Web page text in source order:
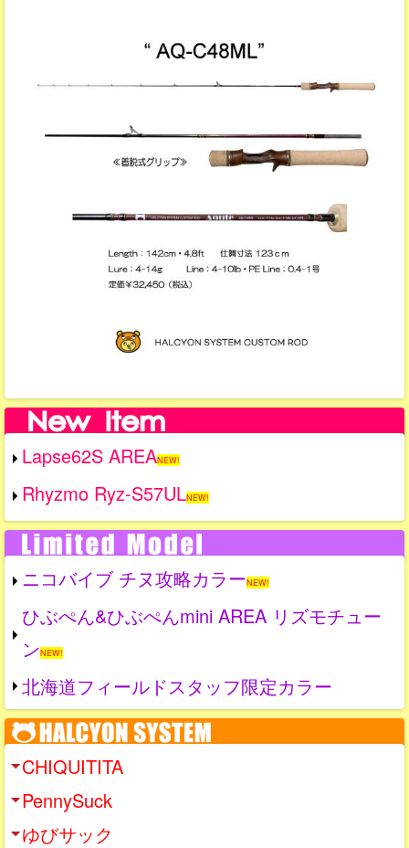
Lapse62S AREANEW!
Rhyzmo Ryz-S57ULNEW!
ニコバイブ チヌ攻略カラーNEW!
ひぶぺん&ひぶぺんmini AREA リズモチュー
ンNEW!
北海道フィールドスタッフ限定カラー
CHIQUITITA
PennySuck
ゆびサック